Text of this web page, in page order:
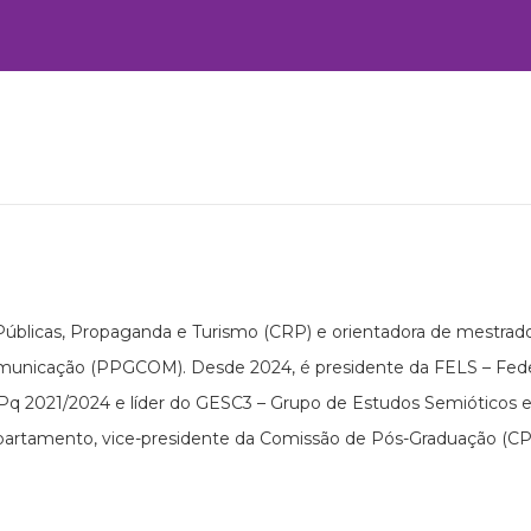
Propaganda e Turismo (CRP) e orientadora de
(PPGCOM). Desde 2024, é presidente da FELS –
2021/2024 e líder do GESC3 – Grupo de Estudos Semióticos
vice-presidente da Comissão de Pós-Graduação